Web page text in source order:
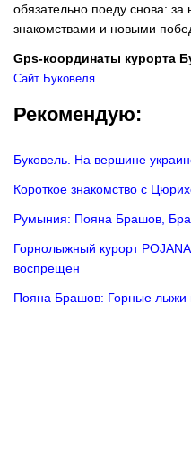
обязательно поеду снова:
знакомствами и новыми
Gps-координаты курорта
Сайт Буковеля
Рекомендую:
Буковель. На вершине
Короткое знакомство с
Румыния: Пояна Брашов,
Горнолыжный курорт
воспрещен
Пояна Брашов: Горные лыжи